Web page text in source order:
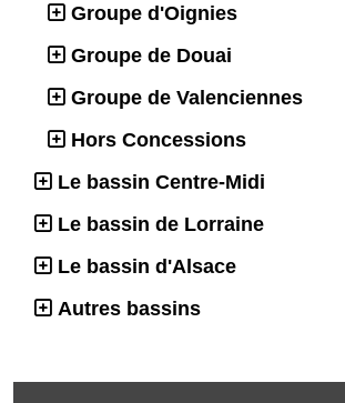
Groupe d'Oignies
Groupe de Douai
Groupe de Valenciennes
Hors Concessions
Le bassin Centre-Midi
Le bassin de Lorraine
Le bassin d'Alsace
Autres bassins